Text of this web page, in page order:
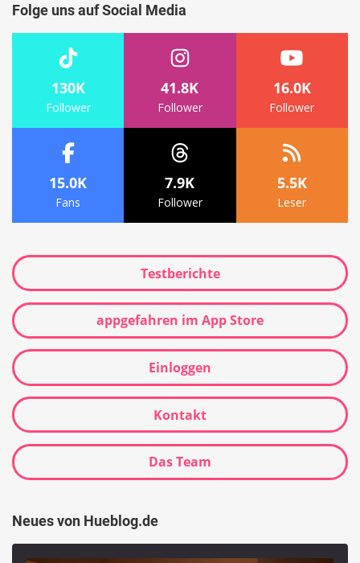
Folge uns auf Social Media
130K
Follower
41.8K
Follower
16.0K
Follower
15.0K
Fans
7.9K
Follower
5.5K
Leser
Testberichte
appgefahren im App Store
Einloggen
Kontakt
Das Team
Neues von Hueblog.de